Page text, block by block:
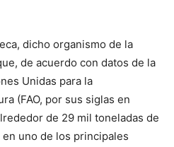
dicho organismo de la
de acuerdo con datos de la
Unidas para la
(FAO, por sus siglas en
de 29 mil toneladas de
uno de los principales